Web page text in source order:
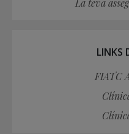
La teva
LINKS
FIATC